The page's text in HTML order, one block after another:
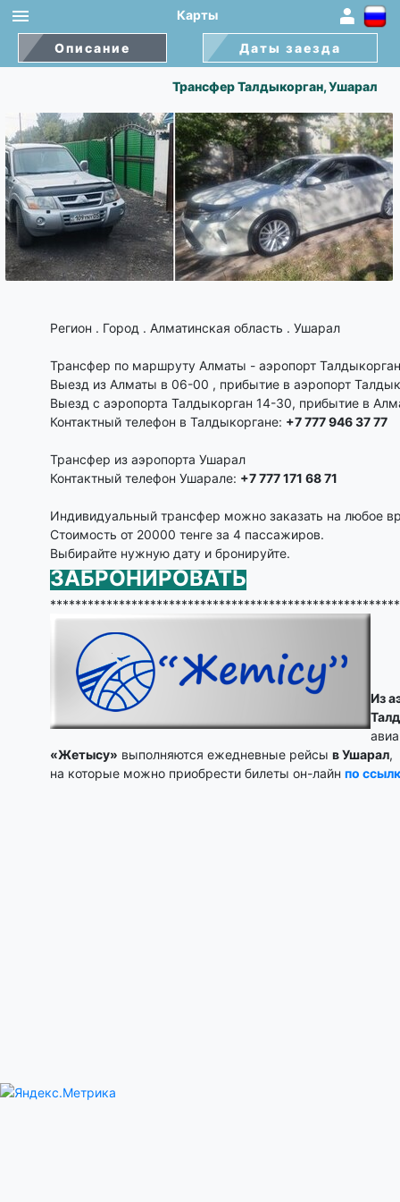
Карты 1
Описание Даты заезда
Трансфер Талдыкорган, Ушарал
Регион . Город . Алматинская область . Ушарал
Трансфер по маршруту Алматы - аэропорт
Выезд из Алматы в 06-00 , прибытие в аэропорт
Выезд с аэропорта Талдыкорган 14-30, прибытие в
Контактный телефон в Талдыкоргане: +7 777 946 37 77
Трансфер из аэропорта Ушарал
Контактный телефон Ушарале: +7 777 171 68 71
Индивидуальный трансфер можно заказать на любое
Стоимость от 20000 тенге за 4 пассажиров.
Выбирайте нужную дату и бронируйте.
ЗАБРОНИРОВАТЬ
Из
«Жетысу» выполняются ежедневные рейсы в Ушарал,
на которые можно приобрести билеты он-лайн по
×